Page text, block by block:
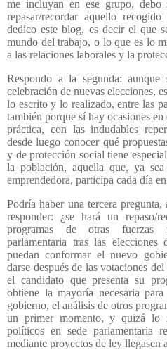
me incluyan en ese grupo, debo
repasar/recordar aquello
dedico este blog, es decir el que
mundo del trabajo, o lo que es lo
a las relaciones laborales y la
Respondo a la segunda:
celebración de nuevas elecciones,
lo escrito y lo realizado, entre las
también porque sí hay ocasiones
práctica, con las indudables
desde luego conocer qué
y de protección social tiene
la población, aquella que, ya
emprendedora, participa cada día
Podría haber una tercera
responder: ¿se hará un
programas de otras fuerzas
parlamentaria tras las
puedan conformar el nuevo
darse después de las votaciones
el candidato que presenta su
obtiene la mayoría necesaria
gobierno, el análisis de otros
un primer momento, y quizá lo
políticos en sede parlamentaria
mediante proyectos de ley llegasen